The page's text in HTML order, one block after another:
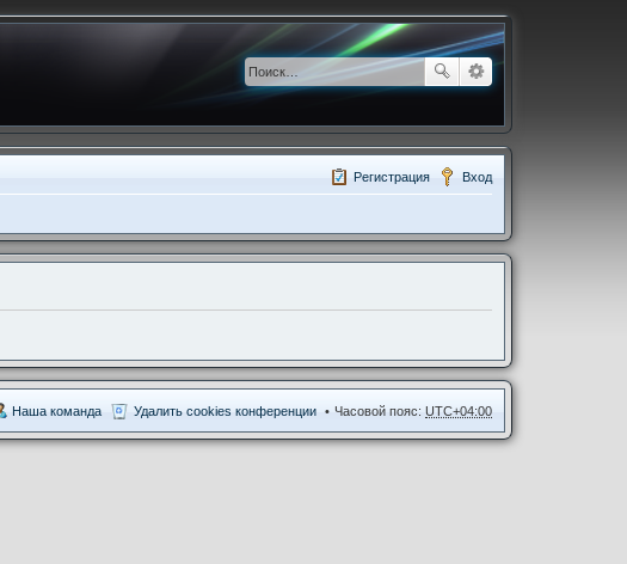
Вход
Регистрация
Часовой пояс: UTC+04:00
Удалить cookies конференции
Наша команда